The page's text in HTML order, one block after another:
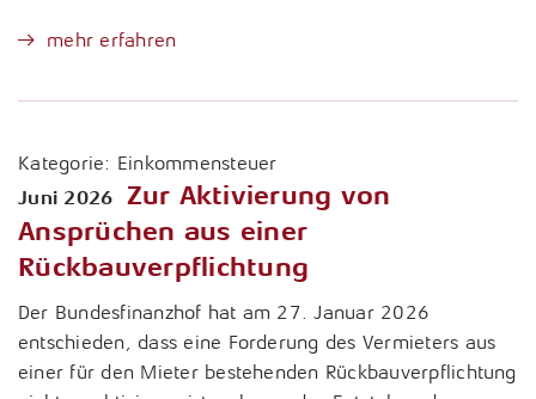
mehr erfahren
Kategorie: Einkommensteuer
Juni 2026
Zur Aktivierung von
Ansprüchen aus einer
Rückbauverpflichtung
Der Bundesfinanzhof hat am 27. Januar 2026
entschieden, dass eine Forderung des Vermieters aus
einer für den Mieter bestehenden Rückbauverpflichtung